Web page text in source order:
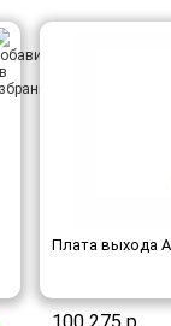
Плата выхода